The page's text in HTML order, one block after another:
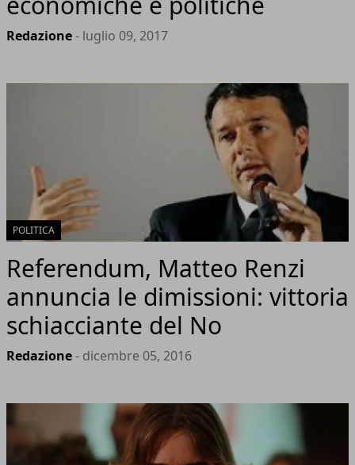
Redazione- luglio 09, 2017
POLITICA
Referendum, Matteo Renzi
annuncia le dimissioni: vittoria
schiacciante del No
Redazione- dicembre 05, 2016